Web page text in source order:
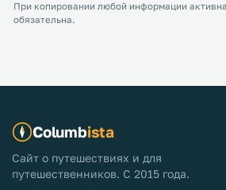
При копировании любой информации
обязательна.
Columbista
Сайт о путешествиях и для
путешественников. С 2015 года.